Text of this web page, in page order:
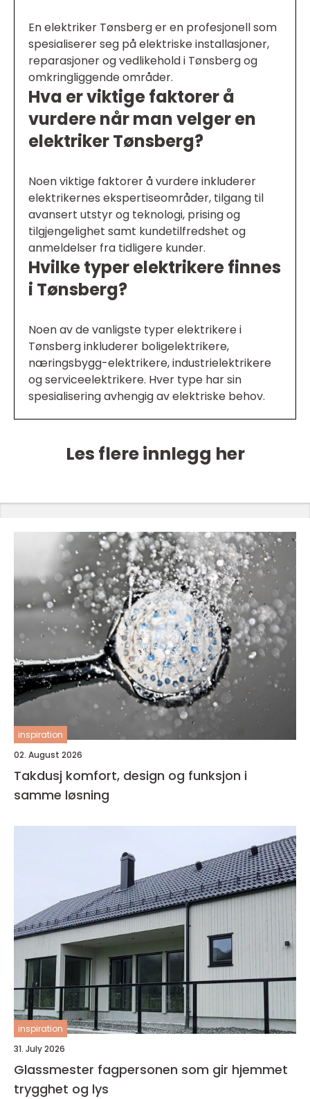
En elektriker Tønsberg er en profesjonell som
spesialiserer seg på elektriske installasjoner,
reparasjoner og vedlikehold i Tønsberg og
omkringliggende områder.
Hva er viktige faktorer å
vurdere når man velger en
elektriker Tønsberg?
Noen viktige faktorer å vurdere inkluderer
elektrikernes ekspertiseområder, tilgang til
avansert utstyr og teknologi, prising og
tilgjengelighet samt kundetilfredshet og
anmeldelser fra tidligere kunder.
Hvilke typer elektrikere finnes
i Tønsberg?
Noen av de vanligste typer elektrikere i
Tønsberg inkluderer boligelektrikere,
næringsbygg-elektrikere, industrielektrikere
og serviceelektrikere. Hver type har sin
spesialisering avhengig av elektriske behov.
Les flere innlegg her
inspiration
02. August 2026
Takdusj komfort, design og funksjon i
samme løsning
inspiration
31. July 2026
Glassmester fagpersonen som gir hjemmet
trygghet og lys